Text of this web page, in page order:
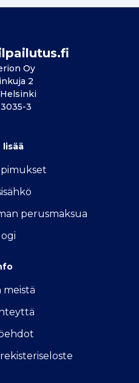
Oy
2
3
lisää
t
perusmaksua
meistä